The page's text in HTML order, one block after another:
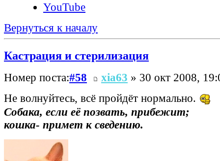
YouTube
Вернуться к началу
Кастрация и стерилизация
Номер поста:#58 xia63 » 30 окт 2008,
Не волнуйтесь, всё пройдёт нормально.
Собака, если её позвать, прибежит;
кошка- примет к сведению.